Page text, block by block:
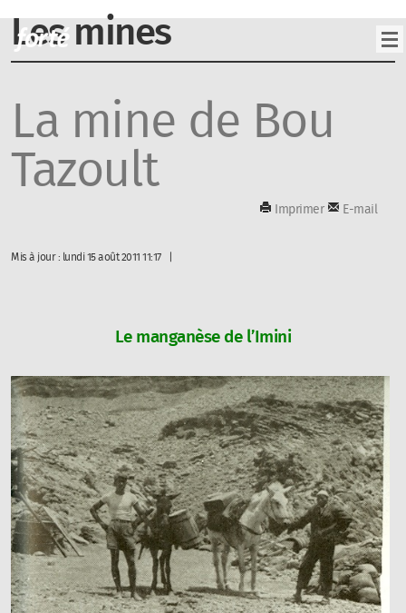
Les mines
La mine de Bou
Tazoult Imprimer E-mail
Mis à jour : lundi 15 août 2011 11:17
Le manganèse de l’Imini